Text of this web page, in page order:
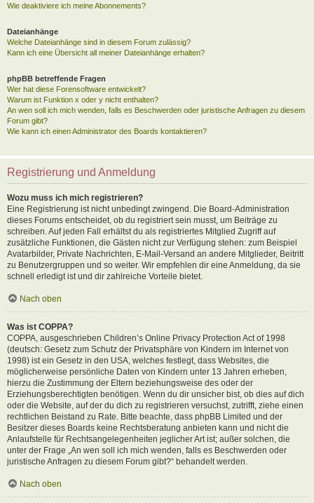
Wie deaktiviere ich meine Abonnements?
Dateianhänge
Welche Dateianhänge sind in diesem Forum zulässig?
Kann ich eine Übersicht all meiner Dateianhänge erhalten?
phpBB betreffende Fragen
Wer hat diese Forensoftware entwickelt?
Warum ist Funktion x oder y nicht enthalten?
An wen soll ich mich wenden, falls es Beschwerden oder juristische Anfragen zu diesem
Forum gibt?
Wie kann ich einen Administrator des Boards kontaktieren?
Registrierung und Anmeldung
Wozu muss ich mich registrieren?
Eine Registrierung ist nicht unbedingt zwingend. Die Board-Administration
dieses Forums entscheidet, ob du registriert sein musst, um Beiträge zu
schreiben. Auf jeden Fall erhältst du als registriertes Mitglied Zugriff auf
zusätzliche Funktionen, die Gästen nicht zur Verfügung stehen: zum Beispiel
Avatarbilder, Private Nachrichten, E-Mail-Versand an andere Mitglieder, Beitritt
zu Benutzergruppen und so weiter. Wir empfehlen dir eine Anmeldung, da sie
schnell erledigt ist und dir zahlreiche Vorteile bietet.
Nach oben
Was ist COPPA?
COPPA, ausgeschrieben Children’s Online Privacy Protection Act of 1998
(deutsch: Gesetz zum Schutz der Privatsphäre von Kindern im Internet von
1998) ist ein Gesetz in den USA, welches festlegt, dass Websites, die
möglicherweise persönliche Daten von Kindern unter 13 Jahren erheben,
hierzu die Zustimmung der Eltern beziehungsweise des oder der
Erziehungsberechtigten benötigen. Wenn du dir unsicher bist, ob dies auf dich
oder die Website, auf der du dich zu registrieren versuchst, zutrifft, ziehe einen
rechtlichen Beistand zu Rate. Bitte beachte, dass phpBB Limited und der
Besitzer dieses Boards keine Rechtsberatung anbieten kann und nicht die
Anlaufstelle für Rechtsangelegenheiten jeglicher Art ist; außer solchen, die
unter der Frage „An wen soll ich mich wenden, falls es Beschwerden oder
juristische Anfragen zu diesem Forum gibt?“ behandelt werden.
Nach oben